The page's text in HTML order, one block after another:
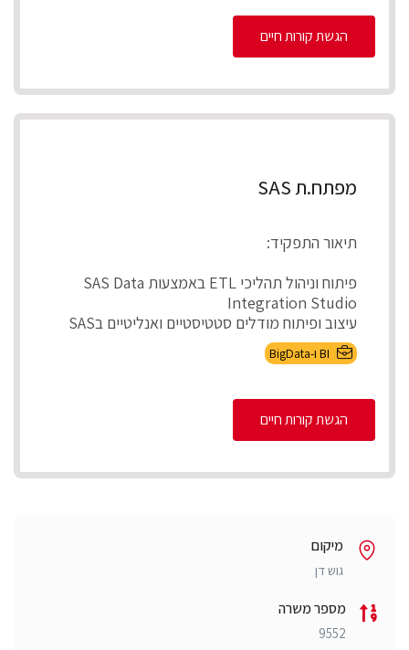
הגשת קורות חיים
מפתח.ת SAS
תיאור התפקיד:
פיתוח וניהול תהליכי ETL באמצעות SAS Data
Integration Studio
עיצוב ופיתוח מודלים סטטיסטיים ואנליטיים בSAS
ניהול ותחזוקת ...
BI ו-BigData
הגשת קורות חיים
מיקום
גוש דן
מספר משרה
9552